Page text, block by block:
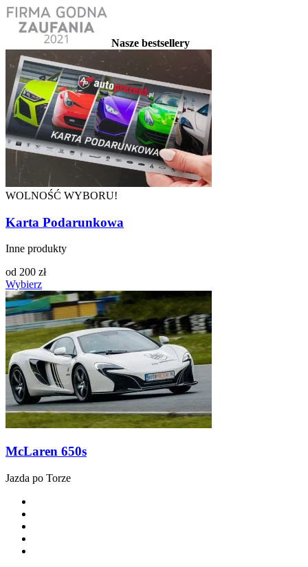
Nasze bestsellery
WOLNOŚĆ WYBORU!
Karta Podarunkowa
Inne produkty
od 200 zł
Wybierz
McLaren 650s
Jazda po Torze